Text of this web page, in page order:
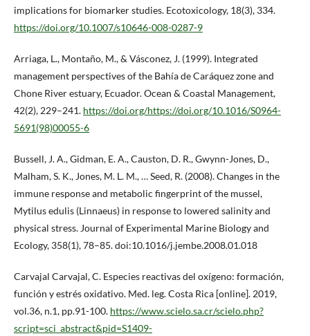
implications for biomarker studies. Ecotoxicology, 18(3), 334.
https://doi.org/10.1007/s10646-008-0287-9
Arriaga, L., Montaño, M., & Vásconez, J. (1999). Integrated
management perspectives of the Bahía de Caráquez zone and
Chone River estuary, Ecuador. Ocean & Coastal Management,
42(2), 229–241. https://doi.org/https://doi.org/10.1016/S0964-
5691(98)00055-6
Bussell, J. A., Gidman, E. A., Causton, D. R., Gwynn-Jones, D.,
Malham, S. K., Jones, M. L. M., … Seed, R. (2008). Changes in the
immune response and metabolic fingerprint of the mussel,
Mytilus edulis (Linnaeus) in response to lowered salinity and
physical stress. Journal of Experimental Marine Biology and
Ecology, 358(1), 78–85. doi:10.1016/j.jembe.2008.01.018
Carvajal Carvajal, C. Especies reactivas del oxígeno: formación,
función y estrés oxidativo. Med. leg. Costa Rica [online]. 2019,
vol.36, n.1, pp.91-100. https://www.scielo.sa.cr/scielo.php?
script=sci_abstract&pid=S1409-